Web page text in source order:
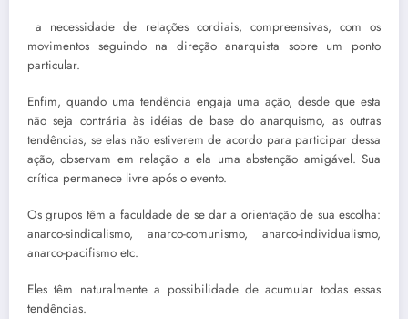
 a necessidade de relações cordiais, compreensivas, com os
movimentos seguindo na direção anarquista sobre um ponto
particular.
Enfim, quando uma tendência engaja uma ação, desde que esta
não seja contrária às idéias de base do anarquismo, as outras
tendências, se elas não estiverem de acordo para participar dessa
ação, observam em relação a ela uma abstenção amigável. Sua
crítica permanece livre após o evento.
Os grupos têm a faculdade de se dar a orientação de sua escolha:
anarco-sindicalismo, anar­co-comunismo, anarco-individualismo,
anarco-pacifismo etc.
Eles têm naturalmente a possibilidade de acumular todas essas
tendências.